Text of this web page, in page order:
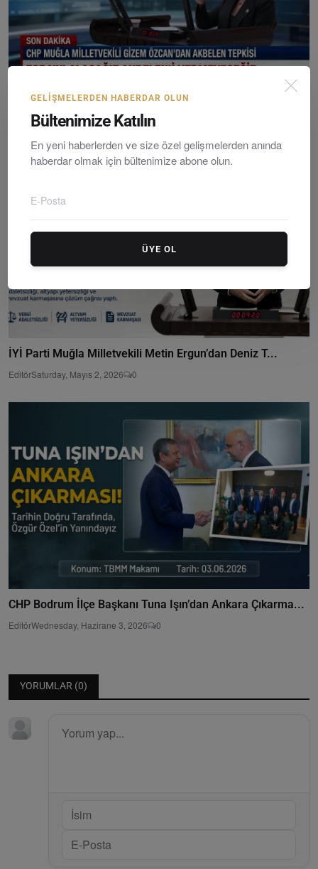
Chp Muğla Milletvekili Gizem Özcan’dan Akbelen Tepki...
Wednesday, Nisanil 1, 2026 0
İYİ Parti Muğla Milletvekili Metin Ergun’dan Deniz T...
EditörSaturday, Mayıs 2, 2026 0
CHP Bodrum İlçe Başkanı Tuna Işın’dan Ankara Çıkarma...
EditörWednesday, Hazirane 3, 2026 0
YORUMLAR (0)
GELIŞMELERDEN HABERDAR OLUN
Bültenimize Katılın
En yeni haberlerden ve size özel gelişmelerden anında
haberdar olmak için bültenimize abone olun.
ÜYE OL